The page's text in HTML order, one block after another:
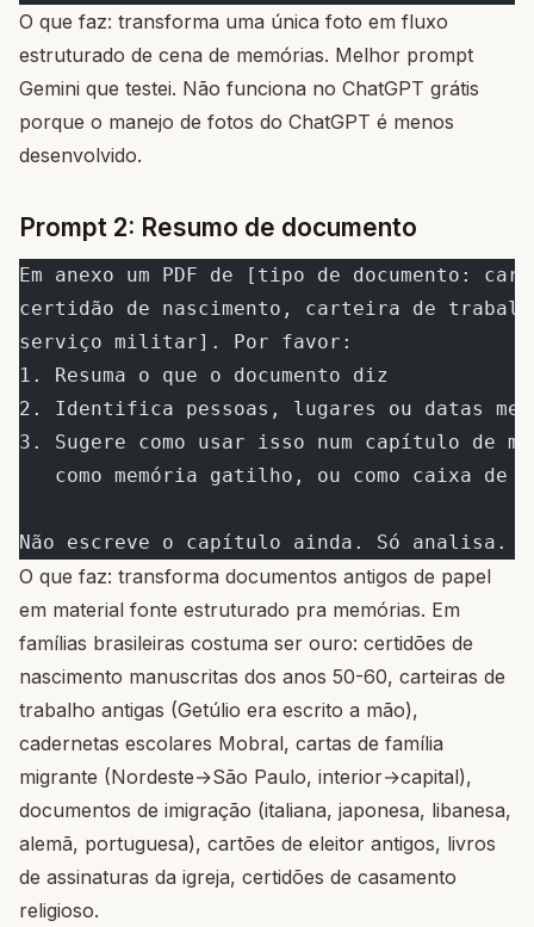
O que faz: transforma uma única foto em fluxo
estruturado de cena de memórias. Melhor prompt
Gemini que testei. Não funciona no ChatGPT grátis
porque o manejo de fotos do ChatGPT é menos
desenvolvido.
Prompt 2: Resumo de documento
Em anexo um PDF de [tipo de documento:
certidão de nascimento, carteira de
serviço militar]. Por favor:
1. Resuma o que o documento diz
2. Identifica pessoas, lugares ou datas
3. Sugere como usar isso num capítulo de
como memória gatilho, ou como caixa de
Não escreve o capítulo ainda. Só analisa.
O que faz: transforma documentos antigos de papel
em material fonte estruturado pra memórias. Em
famílias brasileiras costuma ser ouro: certidões de
nascimento manuscritas dos anos 50-60, carteiras de
trabalho antigas (Getúlio era escrito a mão),
cadernetas escolares Mobral, cartas de família
migrante (Nordeste→São Paulo, interior→capital),
documentos de imigração (italiana, japonesa, libanesa,
alemã, portuguesa), cartões de eleitor antigos, livros
de assinaturas da igreja, certidões de casamento
religioso.